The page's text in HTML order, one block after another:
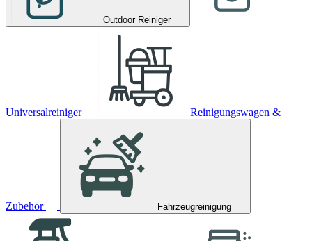
Outdoor Reiniger
Universalreiniger Reinigungswagen &
Zubehör Fahrzeugreinigung